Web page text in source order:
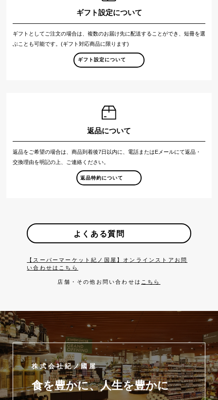
ギフト設定について
ギフトとしてご注文の場合は、複数のお届け先に配送することができ、短冊を選
ぶことも可能です。(ギフト対応商品に限ります)
ギフト設定について
返品について
返品をご希望の場合は、商品到着後7日以内に、電話またはEメールにて返品・
交換理由を明記の上、ご連絡ください。
返品特約について
よくある質問
【スーパーマーケット紀ノ国屋】オンラインストアお問
い合わせはこちら
店舗・その他お問い合わせは こちら
株式会社紀ノ國屋
食を豊かに、人生を豊かに